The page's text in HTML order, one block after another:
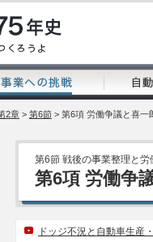
2章 > 第6節 > 第6項 労働争議と喜一
第6節 戦後の事業整理と労
第6項 労働争
ドッジ不況と自動車生産